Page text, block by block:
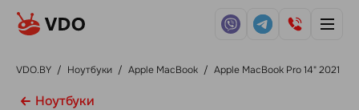
VDO.BY / Ноутбуки / Apple MacBook / Apple MacBook Pro 14" 2021
Ноутбуки